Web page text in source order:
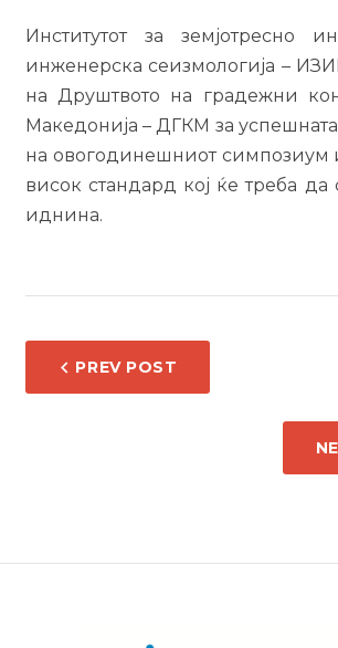
Институтот за земјотресно
инженерска сеизмологија –
на Друштвото на градежни
Македонија – ДГКМ за
на овогодинешниот симпозиум
висок стандард кој ќе треба
иднина.
НАВИГАЦИЈА
НА
PREV POST